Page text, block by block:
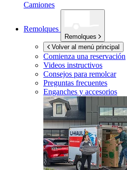
Camiones
Remolques
Remolques
Volver al menú principal
Comienza una reservación
Videos instructivos
Consejos para remolcar
Preguntas frecuentes
Enganches y accesorios